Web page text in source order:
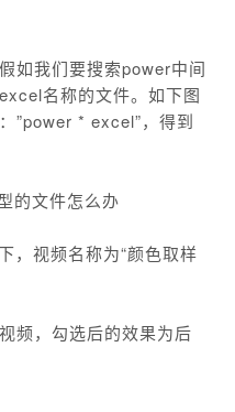
我们要搜索power中间
名称的文件。如下图
”power * excel”，得到
文件怎么办
视频名称为“颜色取样
，勾选后的效果为后